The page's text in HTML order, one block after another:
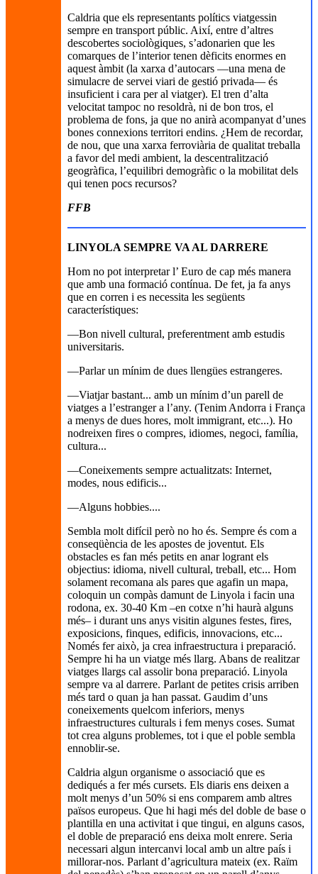
Caldria que els representants polítics viatgessin
sempre en transport públic. Així, entre d’altres
descobertes sociològiques, s’adonarien que les
comarques de l’interior tenen dèficits enormes en
aquest àmbit (la xarxa d’autocars —una mena de
simulacre de servei viari de gestió privada— és
insuficient i cara per al viatger). El tren d’alta
velocitat tampoc no resoldrà, ni de bon tros, el
problema de fons, ja que no anirà acompanyat d’unes
bones connexions territori endins. ¿Hem de recordar,
de nou, que una xarxa ferroviària de qualitat treballa
a favor del medi ambient, la descentralització
geogràfica, l’equilibri demogràfic o la mobilitat dels
qui tenen pocs recursos?
FFB
LINYOLA SEMPRE VA AL DARRERE
Hom no pot interpretar l’ Euro de cap més manera
que amb una formació contínua. De fet, ja fa anys
que en corren i es necessita les següents
característiques:
—Bon nivell cultural, preferentment amb estudis
universitaris.
—Parlar un mínim de dues llengües estrangeres.
—Viatjar bastant... amb un mínim d’un parell de
viatges a l’estranger a l’any. (Tenim Andorra i França
a menys de dues hores, molt immigrant, etc...). Ho
nodreixen fires o compres, idiomes, negoci, família,
cultura...
—Coneixements sempre actualitzats: Internet,
modes, nous edificis...
—Alguns hobbies....
Sembla molt difícil però no ho és. Sempre és com a
conseqüència de les apostes de joventut. Els
obstacles es fan més petits en anar logrant els
objectius: idioma, nivell cultural, treball, etc... Hom
solament recomana als pares que agafin un mapa,
coloquin un compàs damunt de Linyola i facin una
rodona, ex. 30-40 Km –en cotxe n’hi haurà alguns
més– i durant uns anys visitin algunes festes, fires,
exposicions, finques, edificis, innovacions, etc...
Només fer això, ja crea infraestructura i preparació.
Sempre hi ha un viatge més llarg. Abans de realitzar
viatges llargs cal assolir bona preparació. Linyola
sempre va al darrere. Parlant de petites crisis arriben
més tard o quan ja han passat. Gaudim d’uns
coneixements quelcom inferiors, menys
infraestructures culturals i fem menys coses. Sumat
tot crea alguns problemes, tot i que el poble sembla
ennoblir-se.
Caldria algun organisme o associació que es
dediqués a fer més cursets. Els diaris ens deixen a
molt menys d’un 50% si ens comparem amb altres
països europeus. Que hi hagi més del doble de base o
plantilla en una activitat i que tingui, en alguns casos,
el doble de preparació ens deixa molt enrere. Seria
necessari algun intercanvi local amb un altre país i
millorar-nos. Parlant d’agricultura mateix (ex. Raïm